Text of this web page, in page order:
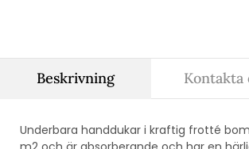
Beskrivning
Underbara handdukar i kraftig frotté
Kontakta